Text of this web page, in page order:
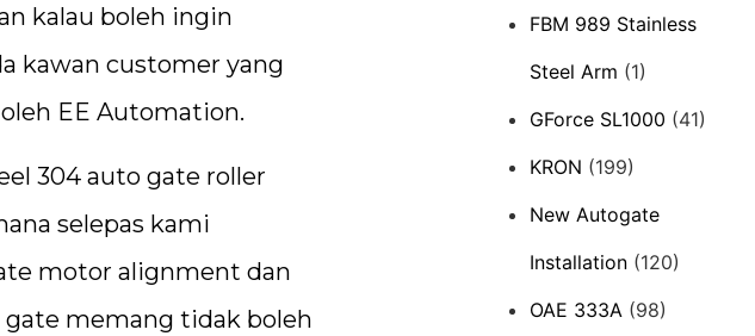
kalau boleh ingin
kawan customer yang
EE Automation.
304 auto gate roller
selepas kami
motor alignment dan
gate memang tidak boleh
FBM 989 Stainless
Steel Arm (1)
GForce SL1000 (41)
KRON (199)
New Autogate
Installation(120)
OAE 333A (98)